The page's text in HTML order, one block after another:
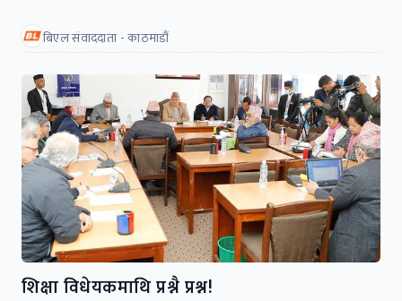
बिएल संवाददाता - काठमाडौं
शिक्षा विधेयकमाथि प्रश्नै प्रश्न!